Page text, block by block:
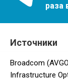
раза
Источники
Broadcom
Infrastructure